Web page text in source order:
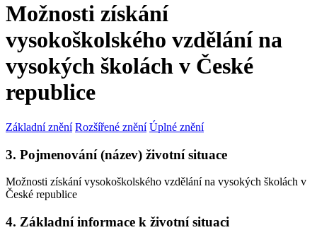
Možnosti získání
vysokoškolského vzdělání na
vysokých školách v České
republice
Základní znění Rozšířené znění Úplné znění
3. Pojmenování (název) životní situace
Možnosti získání vysokoškolského vzdělání na vysokých školách v
České republice
4. Základní informace k životní situaci